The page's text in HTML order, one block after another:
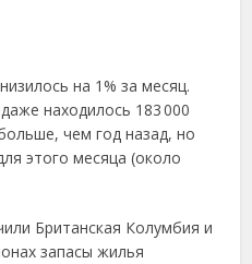
на 1% за месяц.
находилось 183 000
чем год назад, но
этого месяца (около
Британская Колумбия и
запасы жилья